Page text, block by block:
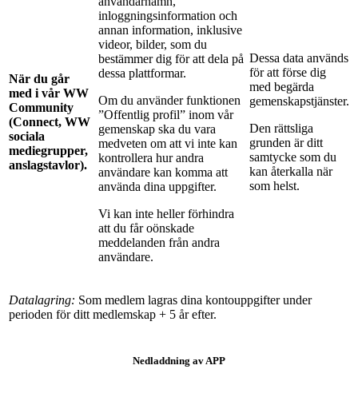
När du går
med i vår WW
Community
(Connect, WW
sociala
mediegrupper,
anslagstavlor).
inloggningsinformation och
annan information, inklusive
videor, bilder, som du
bestämmer dig för att dela på
dessa plattformar.
Om du använder funktionen
”Offentlig profil” inom vår
gemenskap ska du vara
medveten om att vi inte kan
kontrollera hur andra
användare kan komma att
använda dina uppgifter.
Vi kan inte heller förhindra
att du får oönskade
meddelanden från andra
användare.
Dessa data används
för att förse dig
med begärda
gemenskapstjänster.
Den rättsliga
grunden är ditt
samtycke som du
kan återkalla när
som helst.
Datalagring: Som medlem lagras dina kontouppgifter under
perioden för ditt medlemskap + 5 år efter.
Nedladdning av APP